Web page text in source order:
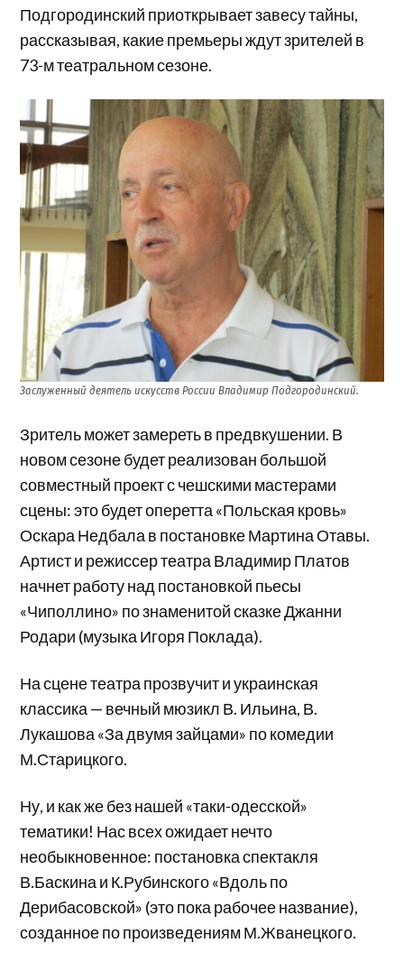
Подгородинский приоткрывает завесу тайны,
рассказывая, какие премьеры ждут зрителей в
73-м театральном сезоне.
Заслуженный деятель искусств России Владимир Подгородинский.
Зритель может замереть в предвкушении. В
новом сезоне будет реализован большой
совместный проект с чешскими мастерами
сцены: это будет оперетта «Польская кровь»
Оскара Недбала в постановке Мартина Отавы.
Артист и режиссер театра Владимир Платов
начнет работу над постановкой пьесы
«Чиполлино» по знаменитой сказке Джанни
Родари (музыка Игоря Поклада).
На сцене театра прозвучит и украинская
классика — вечный мюзикл В. Ильина, В.
Лукашова «За двумя зайцами» по комедии
М.Старицкого.
Ну, и как же без нашей «таки-одесской»
тематики! Нас всех ожидает нечто
необыкновенное: постановка спектакля
В.Баскина и К.Рубинского «Вдоль по
Дерибасовской» (это пока рабочее название),
созданное по произведениям М.Жванецкого.